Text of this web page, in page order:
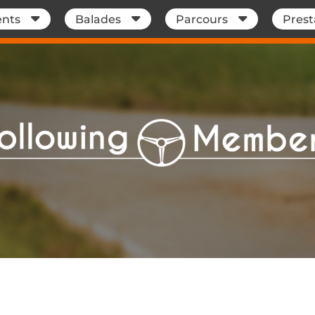
Balades Parcours